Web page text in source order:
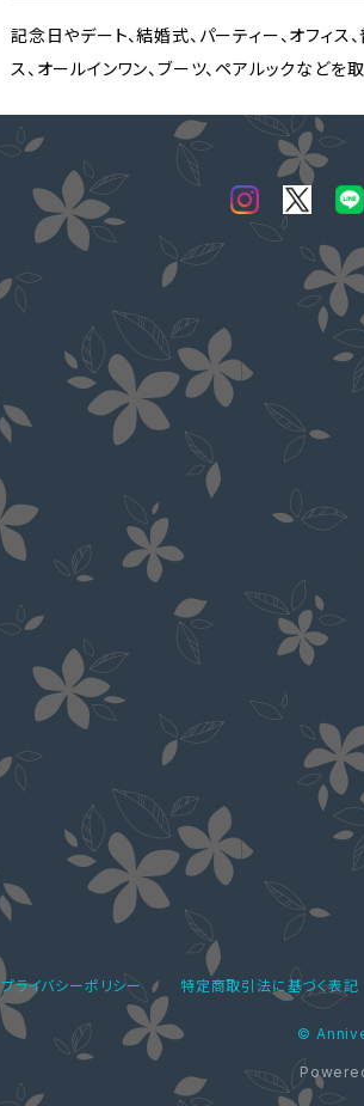
記念日やデート、結婚式、パーティー、オフィ
ス、オールインワン、ブーツ、ペアルックなどを
プライバシーポリシー 特定商取引法に基づく表記
©